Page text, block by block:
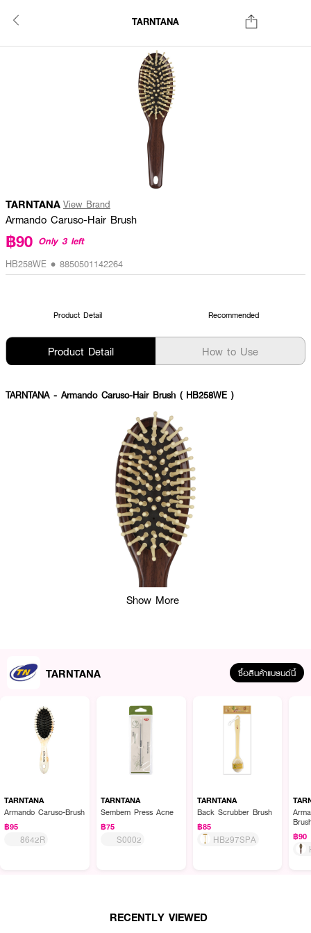
TARNTANA
TARNTANA View Brand
Armando Caruso-Hair Brush
฿90 Only 3 left
HB258WE • 8850501142264
Product Detail Recommended
Product Detail How to Use
TARNTANA- Armando Caruso-Hair Brush ( HB258WE )
ผลลัพธ์ที่ได้ :
● แข็งแรง ทนทาน
● ใช้สำหรับหวีผม
How To Use :
ใช้จัดแต่งทรงผม
Show More
TARNTANA ซื้อสินค้าแบรนด์นี้
TARNTANA
Armando Caruso-Brush
฿95
8642R
TARNTANA
Sembem Press Acne
฿75
S0002
TARNTANA
Back Scrubber Brush
฿85
HB297SPA
฿90
RECENTLY VIEWED